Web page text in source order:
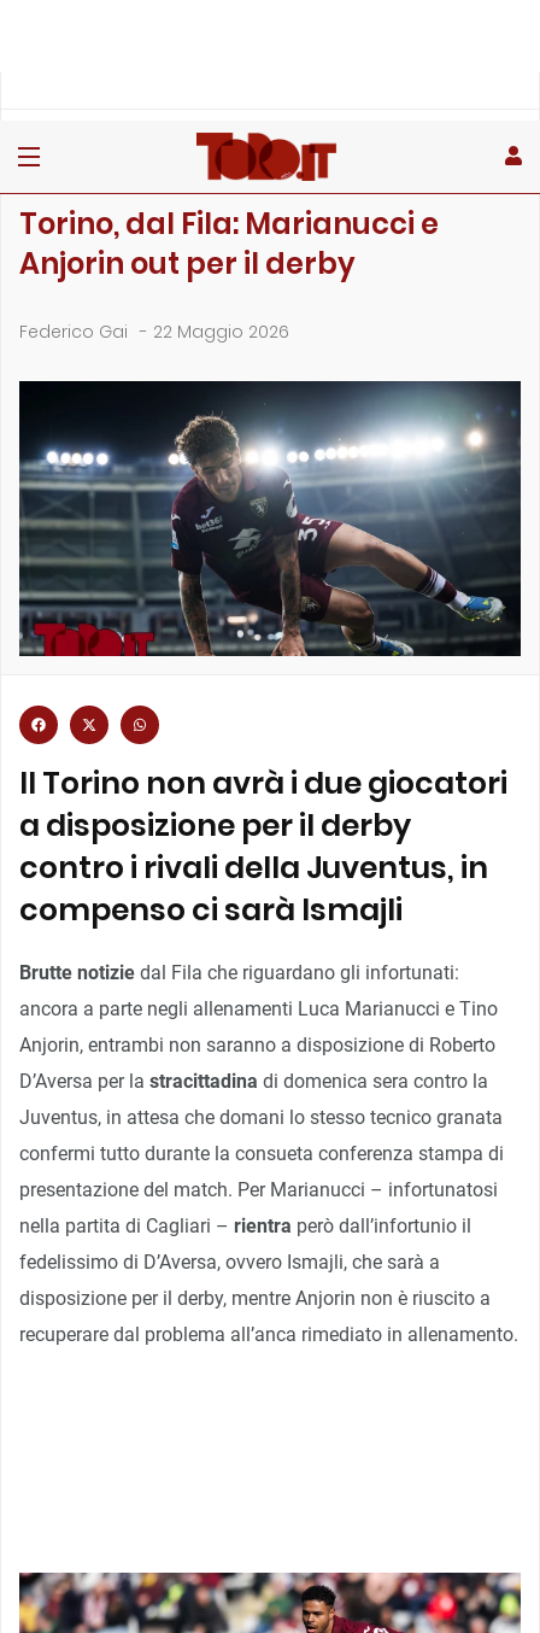
Torino, dal Fila: Marianucci e
Anjorin out per il derby
Federico Gai - 22 Maggio 2026
Il Torino non avrà i due giocatori
a disposizione per il derby
contro i rivali della Juventus, in
compenso ci sarà Ismajli
Brutte notizie dal Fila che riguardano gli infortunati:
ancora a parte negli allenamenti Luca Marianucci e Tino
Anjorin, entrambi non saranno a disposizione di Roberto
D’Aversa per la stracittadina di domenica sera contro la
Juventus, in attesa che domani lo stesso tecnico granata
confermi tutto durante la consueta conferenza stampa di
presentazione del match. Per Marianucci – infortunatosi
nella partita di Cagliari – rientra però dall’infortunio il
fedelissimo di D’Aversa, ovvero Ismajli, che sarà a
disposizione per il derby, mentre Anjorin non è riuscito a
recuperare dal problema all’anca rimediato in allenamento.